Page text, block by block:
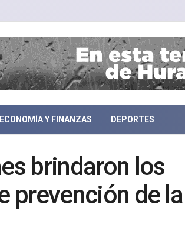
ECONOMÍA Y FINANZAS DEPORTES
brindaron los
prevención de la